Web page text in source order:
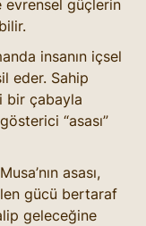
evrensel güçlerin
insanın içsel
eder. Sahip
bir çabayla
“asası”
asası,
gücü bertaraf
geleceğine